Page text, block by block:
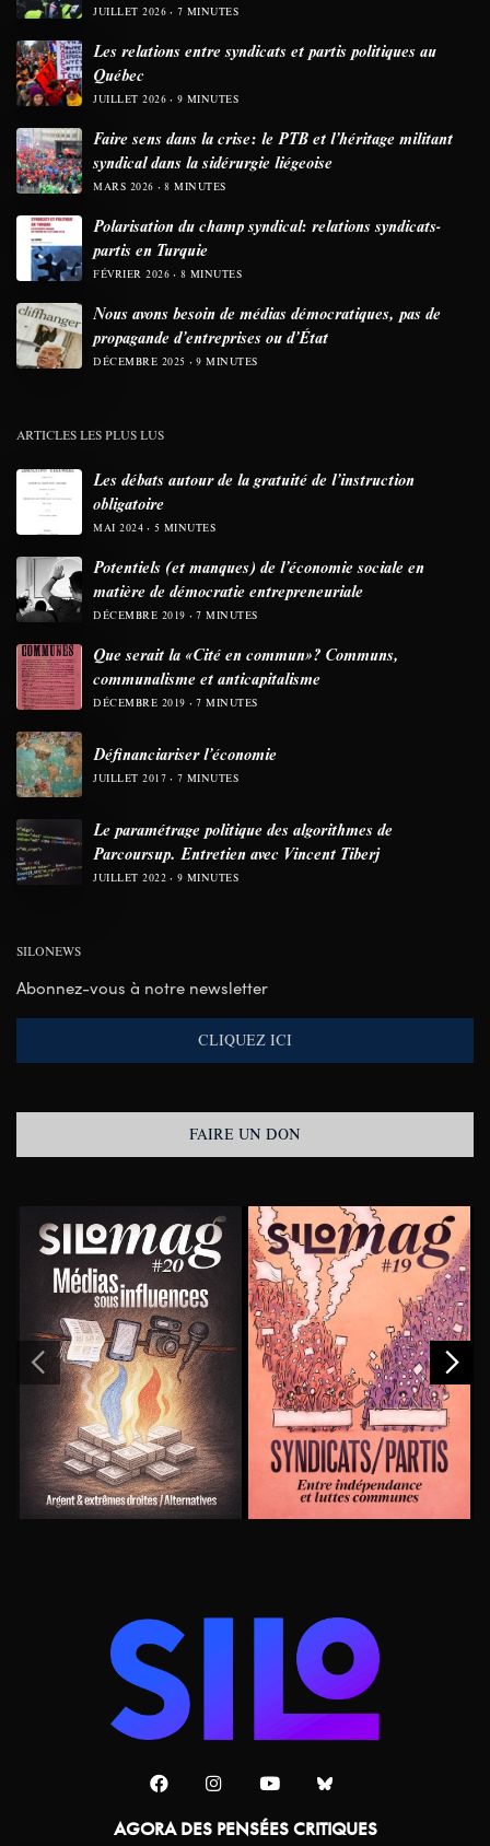
JUILLET 2026 7 MINUTES
Les relations entre syndicats et partis politiques au
Québec
JUILLET 2026 9 MINUTES
Faire sens dans la crise: le PTB et l’héritage militant
syndical dans la sidérurgie liégeoise
MARS 2026 8 MINUTES
Polarisation du champ syndical: relations syndicats-
partis en Turquie
FÉVRIER 2026 8 MINUTES
Nous avons besoin de médias démocratiques, pas de
propagande d’entreprises ou d’État
DÉCEMBRE 2025 9 MINUTES
ARTICLES LES PLUS LUS
Les débats autour de la gratuité de l’instruction
obligatoire
MAI 2024 5 MINUTES
Potentiels (et manques) de l’économie sociale en
matière de démocratie entrepreneuriale
DÉCEMBRE 2019 7 MINUTES
Que serait la «Cité en commun»? Communs,
communalisme et anticapitalisme
DÉCEMBRE 2019 7 MINUTES
Définanciariser l’économie
JUILLET 2017 7 MINUTES
Le paramétrage politique des algorithmes de
Parcoursup. Entretien avec Vincent Tiberj
JUILLET 2022 9 MINUTES
SILONEWS
Abonnez-vous à notre newsletter
CLIQUEZ ICI
FAIRE UN DON
AGORA DES PENSÉES CRITIQUES